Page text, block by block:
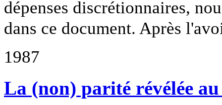
dépenses discrétionnaires,
dans ce document. Après
1987
La (non) parité révélée au